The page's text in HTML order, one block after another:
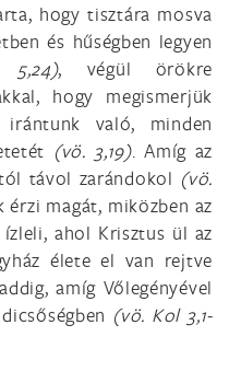
hogy tisztára mosva
és hűségben legyen
5,24), végül örökre
hogy megismerjük
irántunk való, minden
(vö. 3,19). Amíg az
távol zarándokol (vö.
érzi magát, miközben az
ahol Krisztus ül az
élete el van rejtve
amíg Vőlegényével
(vö. Kol 3,1-